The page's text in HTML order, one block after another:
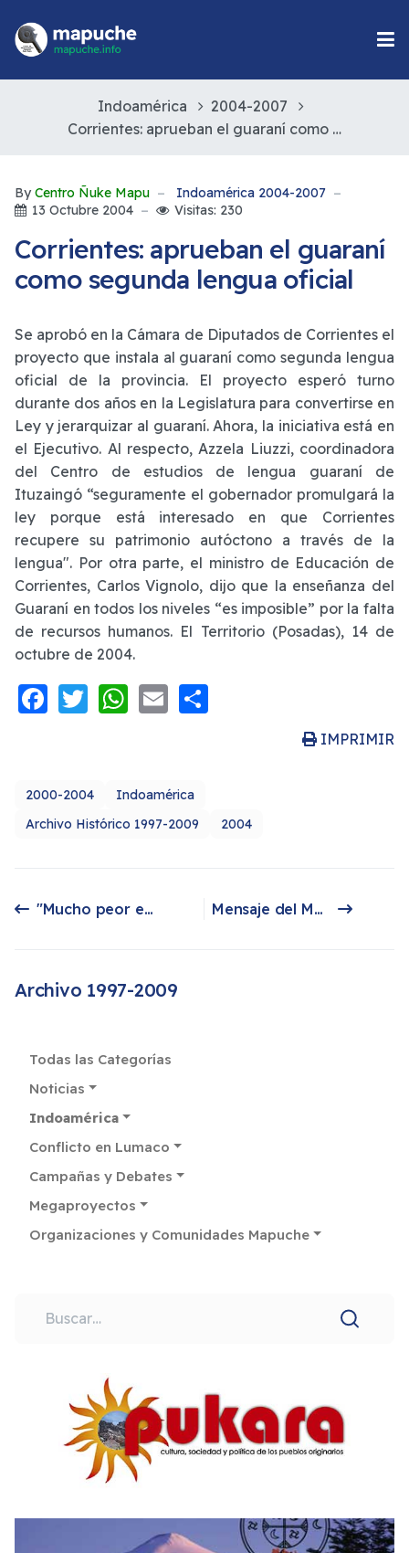
Indoamérica
2004-2007
Corrientes: aprueban el guaraní como segunda lengua oficial
By Centro Ñuke Mapu
Indoamérica 2004-2007
13 Octubre 2004
Visitas: 230
Corrientes: aprueban el guaraní
como segunda lengua oficial
Se aprobó en la Cámara de Diputados de Corrientes el
proyecto que instala al guaraní como segunda lengua
oficial de la provincia. El proyecto esperó turno
durante dos años en la Legislatura para convertirse en
Ley y jerarquizar al guaraní. Ahora, la iniciativa está en
el Ejecutivo. Al respecto, Azzela Liuzzi, coordinadora
del Centro de estudios de lengua guaraní de
Ituzaingó “seguramente el gobernador promulgará la
ley porque está interesado en que Corrientes
recupere su patrimonio autóctono a través de la
lengua". Por otra parte, el ministro de Educación de
Corrientes, Carlos Vignolo, dijo que la enseñanza del
Guaraní en todos los niveles “es imposible” por la falta
de recursos humanos. El Territorio (Posadas), 14 de
octubre de 2004.
Facebook
Twitter
WhatsApp
Email
IMPRIMIR
2000-2004
Indoamérica
Archivo Histórico 1997-2009
2004
"Mucho peor estaríais con los incas"
Artículo siguiente: Mensaje del Movimiento de la Juventud Kuna. Hacia la Unidad de los Pueblos Indígenas de Panamá
Mensaje del Movimiento de la Juventud Kuna. Hacia la Unidad de los Pueblos Indígenas de Panamá
Archivo 1997-2009
Todas las Categorías
Noticias
Indoamérica
Conflicto en Lumaco
Campañas y Debates
Megaproyectos
Organizaciones y Comunidades Mapuche